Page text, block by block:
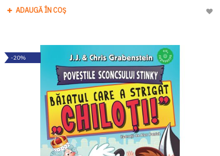
ADAUGĂ ÎN COȘ
-20%